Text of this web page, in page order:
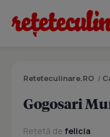
Reteteculinare.RO /
Gogosari
Rețetă de felicia